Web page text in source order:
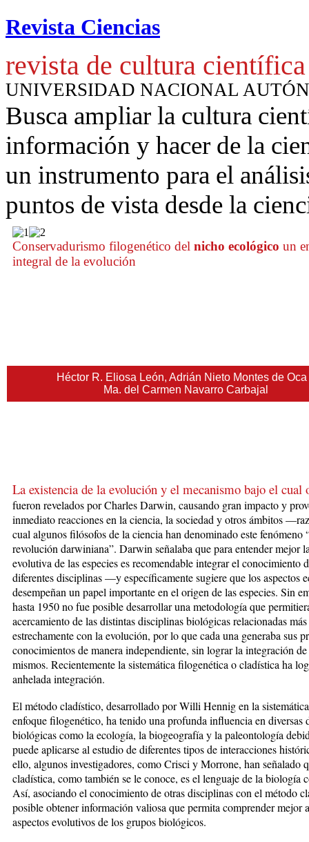
Revista Ciencias
revista de cultura científica
UNIVERSIDAD NACIONAL
Busca ampliar la cultura
información y hacer de la
un instrumento para el
puntos de vista desde la
Conservadurismo filogenético del nicho ecológico un
integral de la evolución
Héctor R. Eliosa León, Adrián Nieto Montes de Oca
Ma. del Carmen Navarro Carbajal
La existencia de la evolución y el mecanismo bajo el cual
fueron revelados por Charles Darwin, causando gran impacto y
inmediato reacciones en la ciencia, la sociedad y otros ámbitos
cual algunos filósofos de la ciencia han denominado este fenómeno
revolución darwiniana”. Darwin señalaba que para entender mejor
evolutiva de las especies es recomendable integrar el conocimiento
diferentes disciplinas —y específicamente sugiere que los aspectos
desempeñan un papel importante en el origen de las especies. Sin
hasta 1950 no fue posible desarrollar una metodología que
acercamiento de las distintas disciplinas biológicas relacionadas más
estrechamente con la evolución, por lo que cada una generaba sus
conocimientos de manera independiente, sin lograr la integración
mismos. Recientemente la sistemática filogenética o cladística ha
anhelada integración.
El método cladístico, desarrollado por Willi Hennig en la
enfoque filogenético, ha tenido una profunda influencia en diversas
biológicas como la ecología, la biogeografía y la paleontología
puede aplicarse al estudio de diferentes tipos de interacciones
ello, algunos investigadores, como Crisci y Morrone, han señalado
cladística, como también se le conoce, es el lenguaje de la biología
Así, asociando el conocimiento de otras disciplinas con el método
posible obtener información valiosa que permita comprender mejor
aspectos evolutivos de los grupos biológicos.